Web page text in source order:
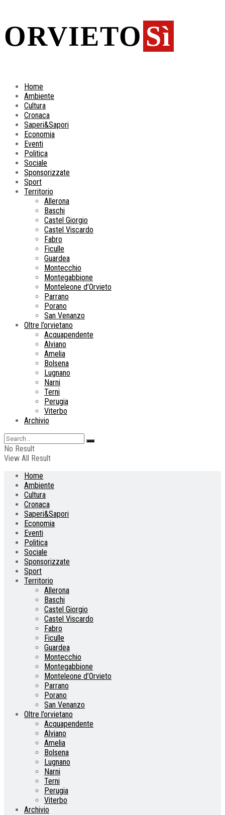
ORVIETO Sì
Home
Ambiente
Cultura
Cronaca
Saperi&Sapori
Economia
Eventi
Politica
Sociale
Sponsorizzate
Sport
Territorio
Allerona
Baschi
Castel Giorgio
Castel Viscardo
Fabro
Ficulle
Guardea
Montecchio
Montegabbione
Monteleone d’Orvieto
Parrano
Porano
San Venanzo
Oltre l’orvietano
Acquapendente
Alviano
Amelia
Bolsena
Lugnano
Narni
Terni
Perugia
Viterbo
Archivio
No Result
View All Result
Home
Ambiente
Cultura
Cronaca
Saperi&Sapori
Economia
Eventi
Politica
Sociale
Sponsorizzate
Sport
Territorio
Allerona
Baschi
Castel Giorgio
Castel Viscardo
Fabro
Ficulle
Guardea
Montecchio
Montegabbione
Monteleone d’Orvieto
Parrano
Porano
San Venanzo
Oltre l’orvietano
Acquapendente
Alviano
Amelia
Bolsena
Lugnano
Narni
Terni
Perugia
Viterbo
Archivio